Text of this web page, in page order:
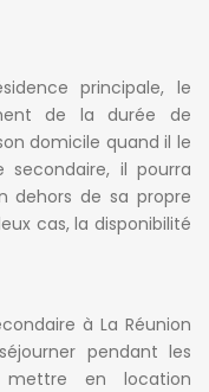
principale, le
de la durée de
domicile quand il le
secondaire, il pourra
dehors de sa propre
cas, la disponibilité
à La Réunion
pendant les
en location